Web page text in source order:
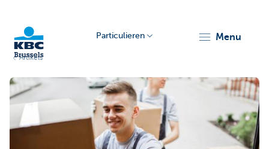
Particulieren menu
Artikels